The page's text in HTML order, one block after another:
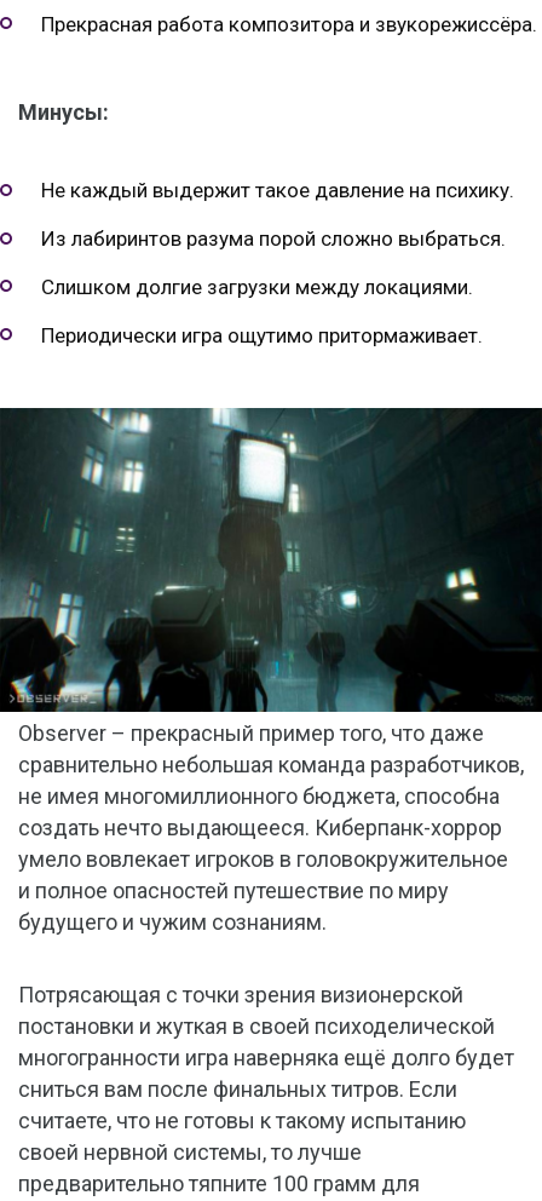
Прекрасная работа композитора и звукорежиссёра.
Минусы:
Не каждый выдержит такое давление на психику.
Из лабиринтов разума порой сложно выбраться.
Слишком долгие загрузки между локациями.
Периодически игра ощутимо притормаживает.
Observer – прекрасный пример того, что даже
сравнительно небольшая команда разработчиков,
не имея многомиллионного бюджета, способна
создать нечто выдающееся. Киберпанк-хоррор
умело вовлекает игроков в головокружительное
и полное опасностей путешествие по миру
будущего и чужим сознаниям.
Потрясающая с точки зрения визионерской
постановки и жуткая в своей психоделической
многогранности игра наверняка ещё долго будет
сниться вам после финальных титров. Если
считаете, что не готовы к такому испытанию
своей нервной системы, то лучше
предварительно тяпните 100 грамм для